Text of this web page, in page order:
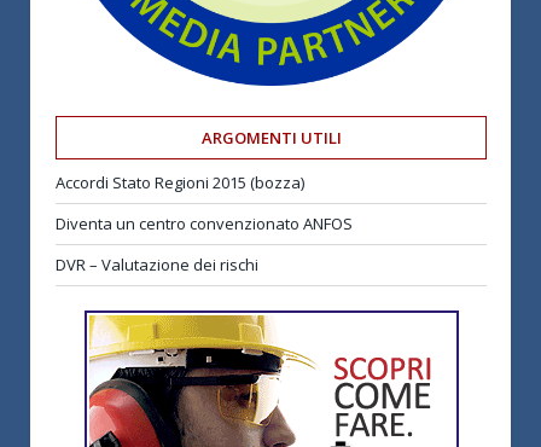
ARGOMENTI UTILI
Accordi Stato Regioni 2015 (bozza)
Diventa un centro convenzionato ANFOS
DVR – Valutazione dei rischi